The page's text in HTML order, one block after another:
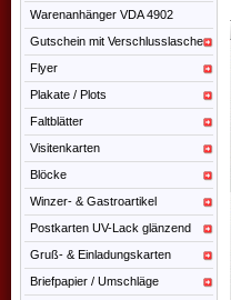
Warenanhänger VDA 4902
Gutschein mit Verschlusslasche
Flyer
Plakate / Plots
Faltblätter
Visitenkarten
Blöcke
Winzer- & Gastroartikel
Postkarten UV-Lack glänzend
Gruß- & Einladungskarten
Briefpapier / Umschläge